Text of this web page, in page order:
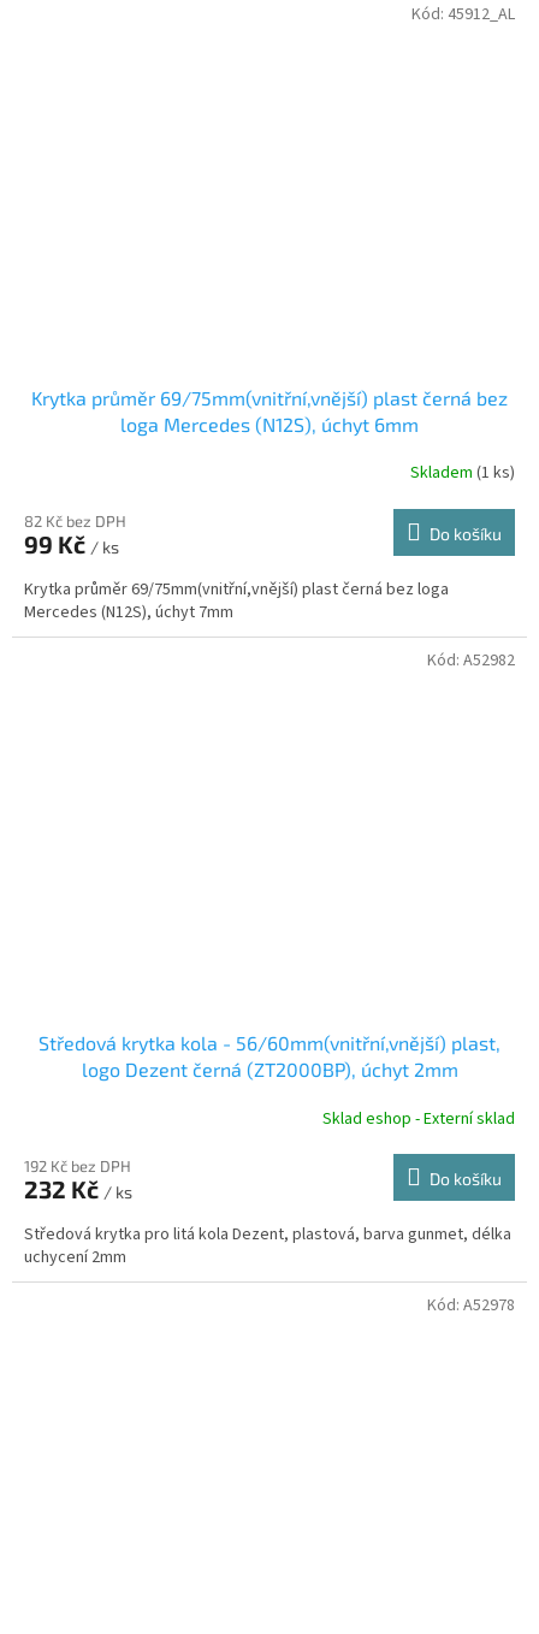
Krytka průměr 69/75mm(vnitřní,vnější) plast černá bez
loga Mercedes (N12S), úchyt 6mm
Skladem (1 ks)
82 Kč bez DPH
99 Kč / ks
Do košíku
Krytka průměr 69/75mm(vnitřní,vnější) plast černá bez loga
Mercedes (N12S), úchyt 7mm
Kód: 45912_AL
Středová krytka kola - 56/60mm(vnitřní,vnější) plast,
logo Dezent černá (ZT2000BP), úchyt 2mm
Sklad eshop - Externí sklad
192 Kč bez DPH
232 Kč / ks
Do košíku
Středová krytka pro litá kola Dezent, plastová, barva gunmet, délka
uchycení 2mm
Kód: A52982
Kód: A52978